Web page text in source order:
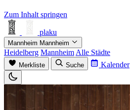
Zum Inhalt springen
plaku
Mannheim Mannheim
Heidelberg Mannheim Alle Städte
Merkliste Suche Kalender